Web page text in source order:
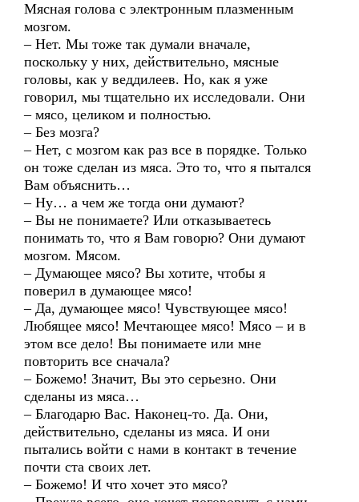
Мясная голова с электронным плазменным
мозгом.
– Нет. Мы тоже так думали вначале,
поскольку у них, действительно, мясные
головы, как у веддилеев. Но, как я уже
говорил, мы тщательно их исследовали. Они
– мясо, целиком и полностью.
– Без мозга?
– Нет, с мозгом как раз все в порядке. Только
он тоже сделан из мяса. Это то, что я пытался
Вам объяснить…
– Ну… а чем же тогда они думают?
– Вы не понимаете? Или отказываетесь
понимать то, что я Вам говорю? Они думают
мозгом. Мясом.
– Думающее мясо? Вы хотите, чтобы я
поверил в думающее мясо!
– Да, думающее мясо! Чувствующее мясо!
Любящее мясо! Мечтающее мясо! Мясо – и в
этом все дело! Вы понимаете или мне
повторить все сначала?
– Божемо! Значит, Вы это серьезно. Они
сделаны из мяса…
– Благодарю Вас. Наконец-то. Да. Они,
действительно, сделаны из мяса. И они
пытались войти с нами в контакт в течение
почти ста своих лет.
– Божемо! И что хочет это мясо?